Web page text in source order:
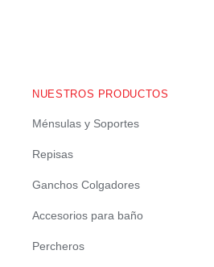
NUESTROS PRODUCTOS
Ménsulas y Soportes
Repisas
Ganchos Colgadores
Accesorios para baño
Percheros